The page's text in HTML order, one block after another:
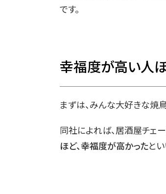
です。
幸福度が高い人
まずは、みんな大好きな焼
同社によれば、居酒屋チェ
ほど、幸福度が高かったとい